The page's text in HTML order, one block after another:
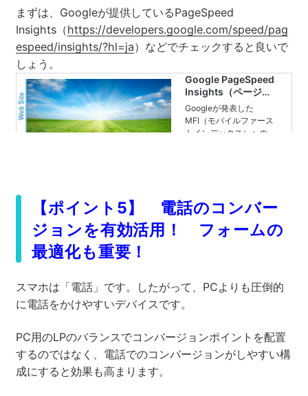
まずは、Googleが提供しているPageSpeed
Insights（https://developers.google.com/speed/pag
espeed/insights/?hl=ja）などでチェックすると良いで
しょう。
【ポイント5】 電話のコンバー
ジョンを有効活用！ フォームの
最適化も重要！
スマホは「電話」です。したがって、PCよりも圧倒的
に電話をかけやすいデバイスです。
PC用のLPのバランスでコンバージョンポイントを配置
するのではなく、電話でのコンバージョンがしやすい構
成にすると効果も高まります。